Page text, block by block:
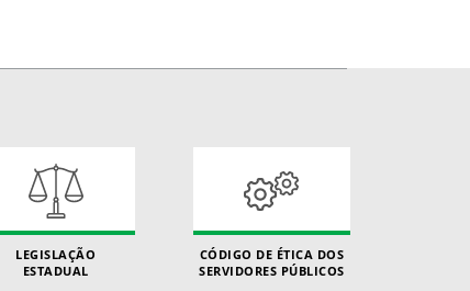
LEGISLAÇÃO
ESTADUAL
CÓDIGO DE ÉTICA DOS
SERVIDORES PÚBLICOS